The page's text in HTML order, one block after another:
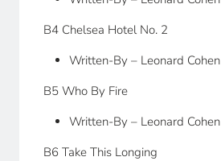
B4 Chelsea Hotel No. 2
Written-By – Leonard Cohen
B5 Who By Fire
Written-By – Leonard Cohen
B6 Take This Longing